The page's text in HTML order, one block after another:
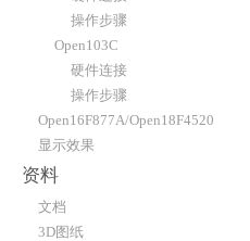
操作步骤
Open103C
硬件连接
操作步骤
Open16F877A/Open18F4520
显示效果
资料
文档
3D图纸